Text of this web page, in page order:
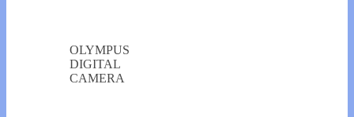
OLYMPUS
DIGITAL
CAMERA